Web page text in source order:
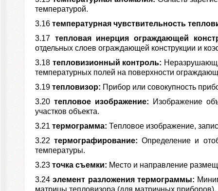
температурой.
3.16температурная чувствительность
3.17 тепловая инерция ограждающей
отдельных слоев ограждающей конструкции и
3.18 тепловизионный контроль:
температурных полей на поверхности
3.19тепловизор: Прибор или совокупность
3.20 тепловое изображение:
Изображение
участков объекта.
3.21термограмма:Тепловое изображение,
3.22термографирование:Определение и
температуры.
3.23точка съемки: Место и направление
3.24элемент разложения термограммы: